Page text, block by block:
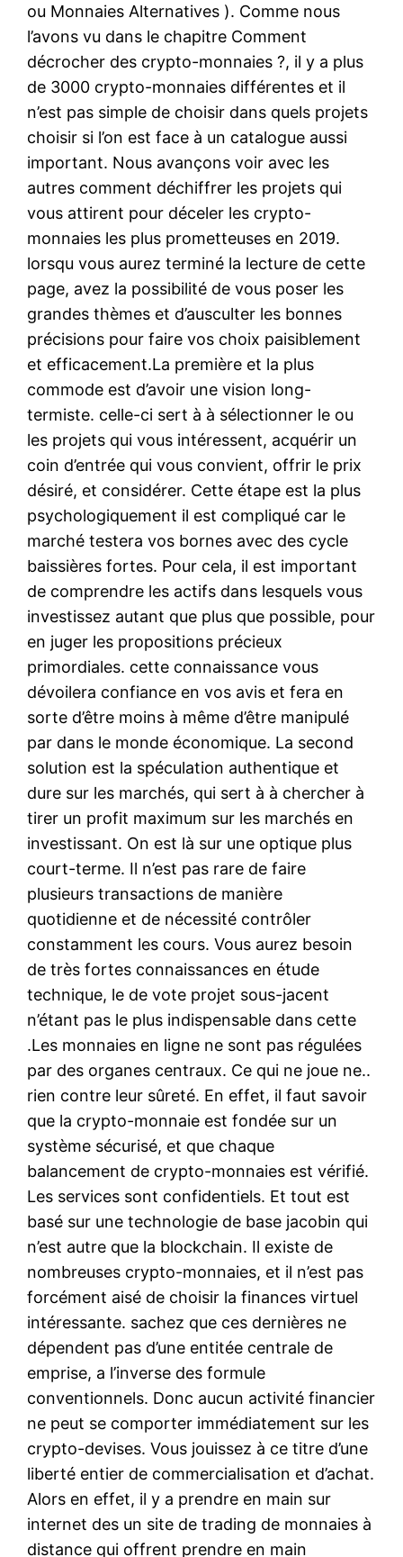
ou Monnaies Alternatives ). Comme nous
l’avons vu dans le chapitre Comment
décrocher des crypto-monnaies ?, il y a plus
de 3000 crypto-monnaies différentes et il
n’est pas simple de choisir dans quels projets
choisir si l’on est face à un catalogue aussi
important. Nous avançons voir avec les
autres comment déchiffrer les projets qui
vous attirent pour déceler les crypto-
monnaies les plus prometteuses en 2019.
lorsqu vous aurez terminé la lecture de cette
page, avez la possibilité de vous poser les
grandes thèmes et d’ausculter les bonnes
précisions pour faire vos choix paisiblement
et efficacement.La première et la plus
commode est d’avoir une vision long-
termiste. celle-ci sert à à sélectionner le ou
les projets qui vous intéressent, acquérir un
coin d’entrée qui vous convient, offrir le prix
désiré, et considérer. Cette étape est la plus
psychologiquement il est compliqué car le
marché testera vos bornes avec des cycle
baissières fortes. Pour cela, il est important
de comprendre les actifs dans lesquels vous
investissez autant que plus que possible, pour
en juger les propositions précieux
primordiales. cette connaissance vous
dévoilera confiance en vos avis et fera en
sorte d’être moins à même d’être manipulé
par dans le monde économique. La second
solution est la spéculation authentique et
dure sur les marchés, qui sert à à chercher à
tirer un profit maximum sur les marchés en
investissant. On est là sur une optique plus
court-terme. Il n’est pas rare de faire
plusieurs transactions de manière
quotidienne et de nécessité contrôler
constamment les cours. Vous aurez besoin
de très fortes connaissances en étude
technique, le de vote projet sous-jacent
n’étant pas le plus indispensable dans cette
.Les monnaies en ligne ne sont pas régulées
par des organes centraux. Ce qui ne joue ne..
rien contre leur sûreté. En effet, il faut savoir
que la crypto-monnaie est fondée sur un
système sécurisé, et que chaque
balancement de crypto-monnaies est vérifié.
Les services sont confidentiels. Et tout est
basé sur une technologie de base jacobin qui
n’est autre que la blockchain. Il existe de
nombreuses crypto-monnaies, et il n’est pas
forcément aisé de choisir la finances virtuel
intéressante. sachez que ces dernières ne
dépendent pas d’une entitée centrale de
emprise, a l’inverse des formule
conventionnels. Donc aucun activité financier
ne peut se comporter immédiatement sur les
crypto-devises. Vous jouissez à ce titre d’une
liberté entier de commercialisation et d’achat.
Alors en effet, il y a prendre en main sur
internet des un site de trading de monnaies à
distance qui offrent prendre en main